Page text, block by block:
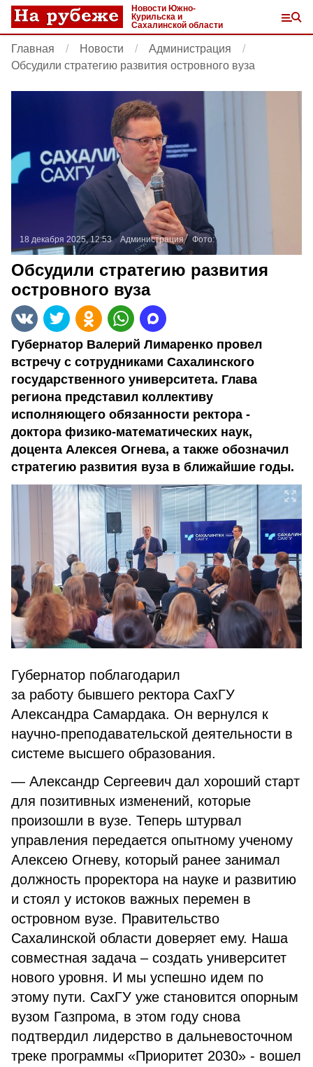
Новости Южно-
Курильска и
Сахалинской области
Главная Новости
Администрация
Обсудили стратегию развития островного вуза
18 декабря 2025, 12:53 Администрация Фото:
Обсудили стратегию развития
островного вуза
Губернатор Валерий Лимаренко провел
встречу с сотрудниками Сахалинского
государственного университета. Глава
региона представил коллективу
исполняющего обязанности ректора -
доктора физико-математических наук,
доцента Алексея Огнева, а также обозначил
стратегию развития вуза в ближайшие годы.
Губернатор поблагодарил
за работу бывшего ректора СахГУ
Александра Самардака. Он вернулся к
научно-преподавательской деятельности в
системе высшего образования.
— Александр Сергеевич дал хороший старт
для позитивных изменений, которые
произошли в вузе. Теперь штурвал
управления передается опытному ученому
Алексею Огневу, который ранее занимал
должность проректора на науке и развитию
и стоял у истоков важных перемен в
островном вузе. Правительство
Сахалинской области доверяет ему. Наша
совместная задача – создать университет
нового уровня. И мы успешно идем по
этому пути. СахГУ уже становится опорным
вузом Газпрома, в этом году снова
подтвердил лидерство в дальневосточном
треке программы «Приоритет 2030» - вошел